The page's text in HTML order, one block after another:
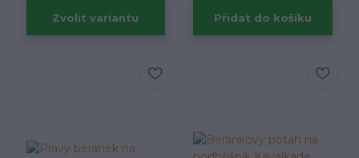
Zvolit variantu Přidat do košíku